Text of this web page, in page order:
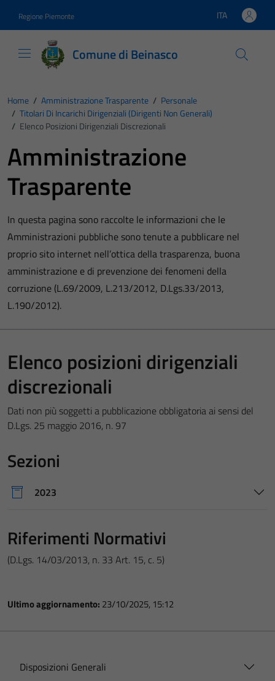
Regione Piemonte Lingua attiva:
ITA
Comune di Beinasco
Home / Amministrazione Trasparente / Personale
/ Titolari Di Incarichi Dirigenziali (dirigenti Non Generali)
/ Elenco Posizioni Dirigenziali Discrezionali
Amministrazione
Trasparente
In questa pagina sono raccolte le informazioni che le
Amministrazioni pubbliche sono tenute a pubblicare nel
proprio sito internet nell’ottica della trasparenza, buona
amministrazione e di prevenzione dei fenomeni della
corruzione (L.69/2009, L.213/2012, D.Lgs.33/2013,
L.190/2012).
Elenco posizioni dirigenziali
discrezionali
Dati non più soggetti a pubblicazione obbligatoria ai sensi del
D.Lgs. 25 maggio 2016, n. 97
Sezioni
2023
Riferimenti Normativi
(D.Lgs. 14/03/2013, n. 33 Art. 15, c. 5)
Ultimo aggiornamento: 23/10/2025, 15:12
Disposizioni Generali